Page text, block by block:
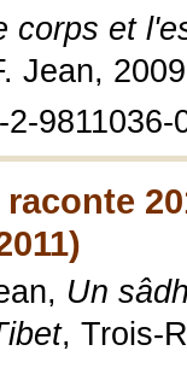
corps et
Jean,
9811036-
Un
, Trois-